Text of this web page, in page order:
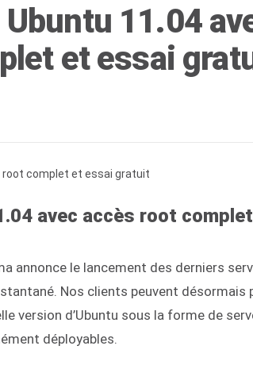
11.04
et essai
avec accès root
annonce le lancement des derniers
Nos clients peuvent désormais
version d’Ubuntu sous la forme de
déployables.